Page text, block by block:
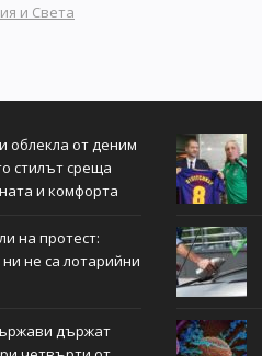
и Света
облекла от деним
стилът среща
и комфорта
на протест:
не са лотарийни
държат